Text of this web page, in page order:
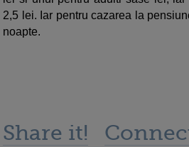
2,5 lei. Iar pentru cazarea la
noapte.
Share it!